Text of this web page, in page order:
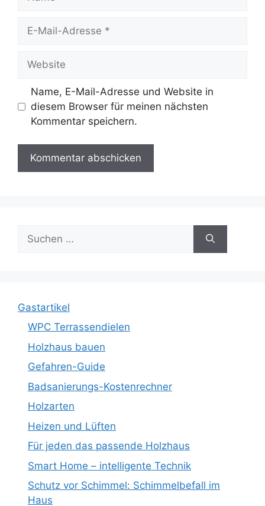
Website
Name, E-Mail-Adresse und Website in
diesem Browser für meinen nächsten
Kommentar speichern.
nach:
Gastartikel
WPC Terrassendielen
Holzhaus bauen
Gefahren-Guide
Badsanierungs-Kostenrechner
Holzarten
Heizen und Lüften
Für jeden das passende Holzhaus
Smart Home – intelligente Technik
Schutz vor Schimmel: Schimmelbefall im
Haus